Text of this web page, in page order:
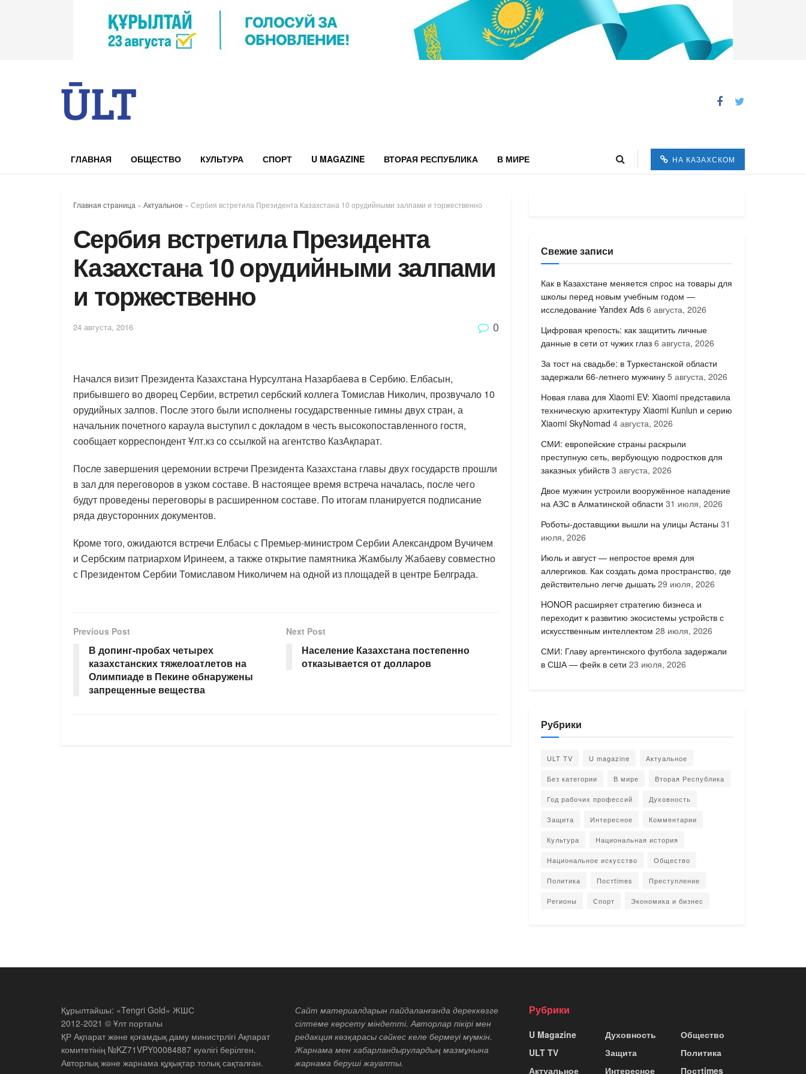
ГЛАВНАЯ ОБЩЕСТВО КУЛЬТУРА СПОРТ U MAGAZINE ВТОРАЯ РЕСПУБЛИКА В МИРЕ НА КАЗАХСКОМ
Главная страница » Актуальное » Сербия встретила Президента Казахстана 10 орудийными залпами и торжественно
Сербия встретила Президента
Казахстана 10 орудийными залпами
и торжественно
24 августа, 2016 0
Начался визит Президента Казахстана Нурсултана Назарбаева в Сербию. Елбасын,
прибывшего во дворец Сербии, встретил сербский коллега Томислав Николич, прозвучало 10
орудийных залпов. После этого были исполнены государственные гимны двух стран, а
начальник почетного караула выступил с докладом в честь высокопоставленного гостя,
сообщает корреспондент Ұлт.кз со ссылкой на агентство КазАқпарат.
После завершения церемонии встречи Президента Казахстана главы двух государств прошли
в зал для переговоров в узком составе. В настоящее время встреча началась, после чего
будут проведены переговоры в расширенном составе. По итогам планируется подписание
ряда двусторонних документов.
Кроме того, ожидаются встречи Елбасы с Премьер-министром Сербии Александром Вучичем
и Сербским патриархом Иринеем, а также открытие памятника Жамбылу Жабаеву совместно
с Президентом Сербии Томиславом Николичем на одной из площадей в центре Белграда.
Previous Post
В допинг-пробах четырех
казахстанских тяжелоатлетов на
Олимпиаде в Пекине обнаружены
запрещенные вещества
Next Post
Население Казахстана постепенно
отказывается от долларов
Свежие записи
Как в Казахстане меняется спрос на товары для
школы перед новым учебным годом —
исследование Yandex Ads 6 августа, 2026
Цифровая крепость: как защитить личные
данные в сети от чужих глаз 6 августа, 2026
За тост на свадьбе: в Туркестанской области
задержали 66-летнего мужчину 5 августа, 2026
Новая глава для Xiaomi EV: Xiaomi представила
техническую архитектуру Xiaomi Kunlun и серию
Xiaomi SkyNomad 4 августа, 2026
СМИ: европейские страны раскрыли
преступную сеть, вербующую подростков для
заказных убийств 3 августа, 2026
Двое мужчин устроили вооружённое нападение
на АЗС в Алматинской области 31 июля, 2026
Роботы-доставщики вышли на улицы Астаны 31
июля, 2026
Июль и август — непростое время для
аллергиков. Как создать дома пространство, где
действительно легче дышать 29 июля, 2026
HONOR расширяет стратегию бизнеса и
переходит к развитию экосистемы устройств с
искусственным интеллектом 28 июля, 2026
СМИ: Главу аргентинского футбола задержали
в США — фейк в сети 23 июля, 2026
Рубрики
ULT TV U magazine Актуальное
Без категории В мире Вторая Республика
Год рабочих профессий Духовность
Защита Интересное Комментарии
Культура Национальная история
Национальное искусство Общество
Политика Постtimes Преступление
Регионы Спорт Экономика и бизнес
Құрылтайшы: «Tengri Gold» ЖШС
2012-2021 © Ұлт порталы
ҚР Ақпарат және қоғамдық даму министрлігі Ақпарат
комитетінің №KZ71VPY00084887 куәлігі берілген.
Авторлық және жарнама құқықтар толық сақталған.
Сайт материалдарын пайдаланғанда дереккөзге
сілтеме көрсету міндетті. Авторлар пікірі мен
редакция көзқарасы сәйкес келе бермеуі мүмкін.
Жарнама мен хабарландырулардың мазмұнына
жарнама беруші жауапты.
Рубрики
U Magazine
ULT TV
Актуальное
Духовность
Защита
Интересное
Общество
Политика
Постtimes